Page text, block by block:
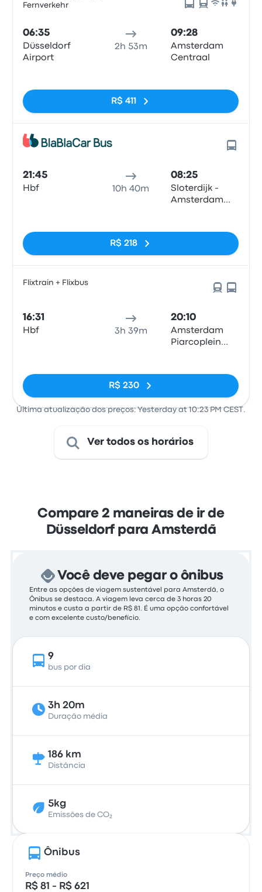
Fernverkehr
06:35
Düsseldorf
Airport
2h 53m
09:28
Amsterdam
Centraal
R$ 411
21:45
Hbf 10h 40m
08:25
Sloterdijk -
Amsterdam
R$ 218
Flixtrain + Flixbus
16:31
Hbf 3h 39m
20:10
Amsterdam
Piarcoplein
R$ 230
Última atualização dos preços: Yesterday at 10:23 PM CEST.
Ver todos os horários
Compare 2 maneiras de ir de
Düsseldorf para Amsterdã
Você deve pegar o ônibus
Entre as opções de viagem sustentável para Amsterdã, o
Ônibus se destaca. A viagem leva cerca de 3 horas 20
minutos e custa a partir de R$ 81. É uma opção confortável
e com excelente custo/benefício.
9
bus por dia
3h 20m
Duração média
186 km
Distância
5kg
Emissões de CO₂
Ônibus
Preço médio
R$ 81 - R$ 621